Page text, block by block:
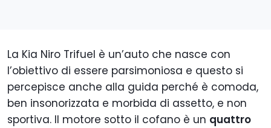
La Kia Niro Trifuel è un’auto che nasce con
l’obiettivo di essere parsimoniosa e questo si
percepisce anche alla guida perché è comoda,
ben insonorizzata e morbida di assetto, e non
sportiva. Il motore sotto il cofano è un quattro